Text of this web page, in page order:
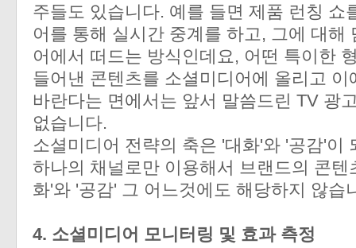
주들도 있습니다. 예를 들면 제품 런칭 쇼
어를 통해 실시간 중계를 하고, 그에 대해
어에서 떠드는 방식인데요, 어떤 특이한
들어낸 콘텐츠를 소셜미디어에 올리고
바란다는 면에서는 앞서 말씀드린 TV 광
없습니다.
소셜미디어 전략의 축은 '대화'와 '공감'이
하나의 채널로만 이용해서 브랜드의 콘
화'와 '공감' 그 어느것에도 해당하지 않습
4. 소셜미디어 모니터링 및 효과 측정